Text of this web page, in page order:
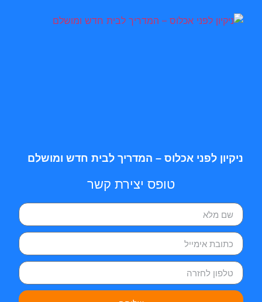
ניקיון לפני אכלוס – המדריך לבית חדש ומושלם
טופס יצירת קשר